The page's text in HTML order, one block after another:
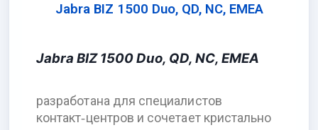
Jabra BIZ 1500 Duo, QD, NC, EMEA
Jabra BIZ 1500 Duo, QD, NC, EMEA
разработана для специалистов
контакт‑центров и сочетает кристально